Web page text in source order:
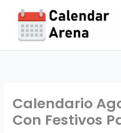
contenido
Calendario
Con Festivos